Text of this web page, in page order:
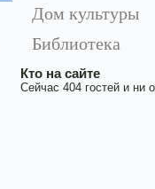
Дом культуры
Библиотека
Кто на сайте
Сейчас 404 гостей и ни